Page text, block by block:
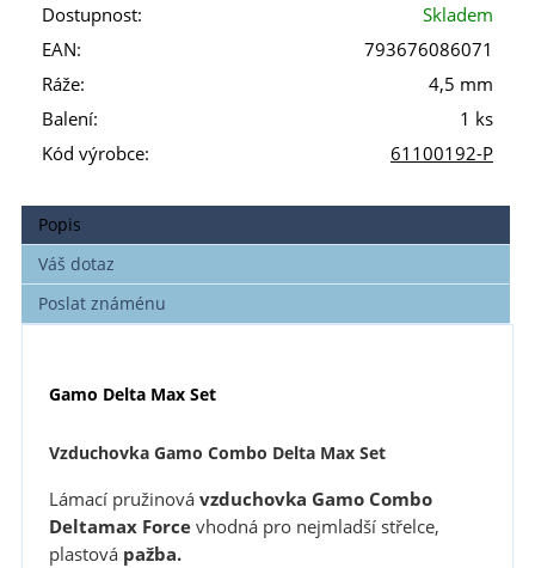
Dostupnost:
Skladem
EAN:
793676086071
Ráže:
4,5 mm
Balení:
1 ks
Kód výrobce:
61100192-P
Popis
Váš dotaz
Poslat známénu
Gamo Delta Max Set
Vzduchovka Gamo Combo Delta Max Set
Lámací pružinovávzduchovka Gamo Combo
Deltamax Forcevhodná pro nejmladší střelce,
plastová pažba.